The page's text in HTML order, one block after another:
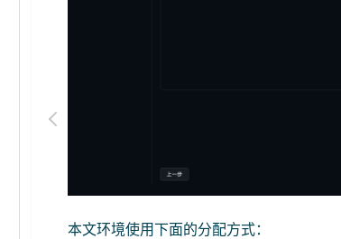
本文环境使用下面的分配方式：